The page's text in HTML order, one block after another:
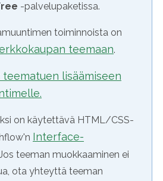
-palvelupaketissa.
toiminnoista on
teemaan.
lisäämiseen
on käytettävä HTML/CSS-
Interface-
teeman muokkaaminen ei
ota yhteyttä teeman